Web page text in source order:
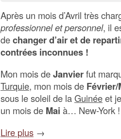
Après un mois d’Avril très
professionnel et personnel, il
dechanger d’air et de
contrées inconnues !
Mon mois deJanvierfut
Turquie, mon mois de Février/
sous le soleil de la Guinéeet
un mois de Mai à… New-York
Lire plus →